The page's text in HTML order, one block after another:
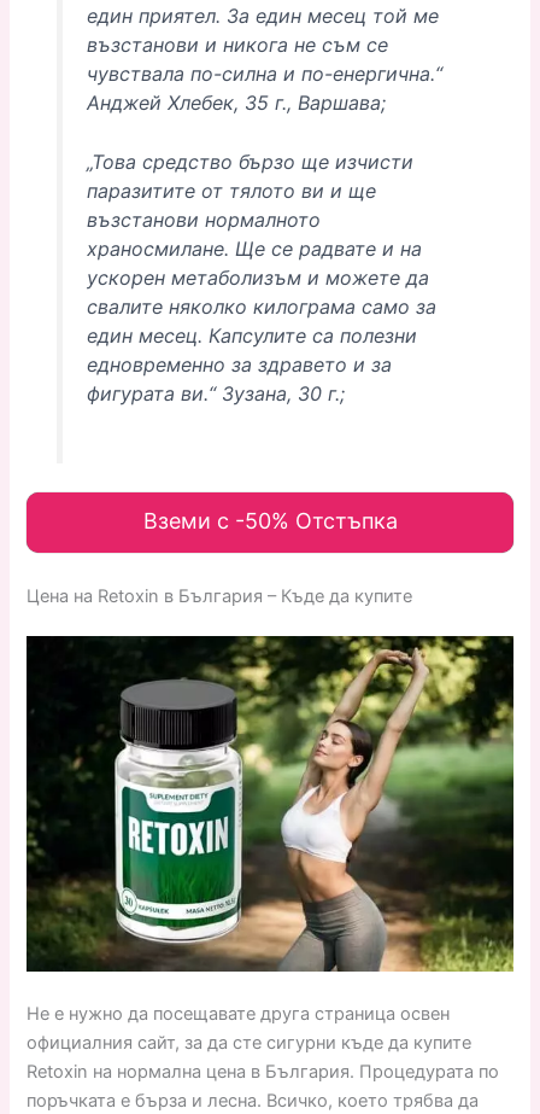
един приятел. За един месец той ме
възстанови и никога не съм се
чувствала по-силна и по-енергична.“
Анджей Хлебек, 35 г., Варшава;
„Това средство бързо ще изчисти
паразитите от тялото ви и ще
възстанови нормалното
храносмилане. Ще се радвате и на
ускорен метаболизъм и можете да
свалите няколко килограма само за
един месец. Капсулите са полезни
едновременно за здравето и за
фигурата ви.“ Зузана, 30 г.;
Вземи с -50% Отстъпка
Цена на Retoxin в България – Къде да купите
Не е нужно да посещавате друга страница освен
официалния сайт, за да сте сигурни къде да купите
Retoxin на нормална цена в България. Процедурата по
поръчката е бърза и лесна. Всичко, което трябва да